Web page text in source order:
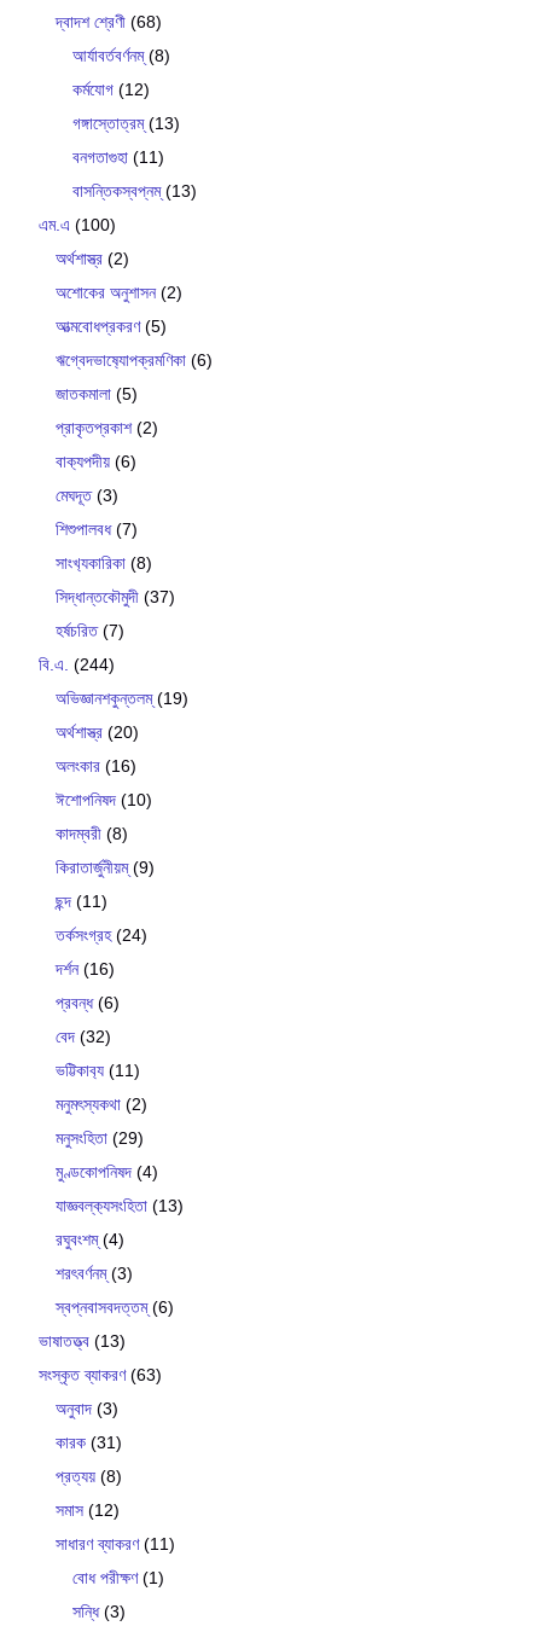
দ্বাদশ শ্রেণী (68)
আর্যাবর্তবর্ণনম্(8)
কর্মযোগ (12)
গঙ্গাস্তোত্রম্(13)
বনগতাগুহা (11)
বাসন্তিকস্বপ্নম্(13)
এম.এ (100)
অর্থশাস্ত্র (2)
অশোকের অনুশাসন(2)
আত্মবোধপ্রকরণ(5)
ঋগ্বেদভাষ‍্যোপক্রমণিকা (6)
জাতকমালা (5)
প্রাকৃতপ্রকাশ(2)
বাক‍্যপদীয় (6)
মেঘদূত(3)
শিশুপালবধ(7)
সাংখ‍্যকারিকা (8)
সিদ্ধান্তকৌমুদী (37)
হর্ষচরিত(7)
বি.এ. (244)
অভিজ্ঞানশকুন্তলম্(19)
অর্থশাস্ত্র (20)
অলংকার (16)
ঈশোপনিষদ (10)
কাদম্বরী (8)
কিরাতার্জুনীয়ম্(9)
ছন্দ (11)
তর্কসংগ্রহ(24)
দর্শন(16)
প্রবন্ধ(6)
বেদ (32)
ভট্টিকাব‍্য (11)
মনুমৎস্যকথা (2)
মনুসংহিতা (29)
মুণ্ডকোপনিষদ (4)
যাজ্ঞবল্ক‍্যসংহিতা (13)
রঘুবংশম্(4)
শরৎবর্ণনম্(3)
স্বপ্নবাসবদত্তম্(6)
ভাষাতত্ত্ব (13)
সংস্কৃত ব্যাকরণ(63)
অনুবাদ (3)
কারক (31)
প্রত্যয় (8)
সমাস (12)
সাধারণ ব্যাকরণ(11)
বোধ পরীক্ষণ(1)
সন্ধি(3)